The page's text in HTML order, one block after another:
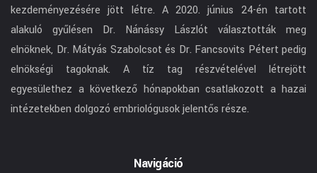
kezdeményezésére jött létre. A 2020. június 24-én tartott
alakuló gyűlésen Dr. Nánássy Lászlót választották meg
elnöknek, Dr. Mátyás Szabolcsot és Dr. Fancsovits Pétert pedig
elnökségi tagoknak. A tíz tag részvételével létrejött
egyesülethez a következő hónapokban csatlakozott a hazai
intézetekben dolgozó embriológusok jelentős része.
Navigáció